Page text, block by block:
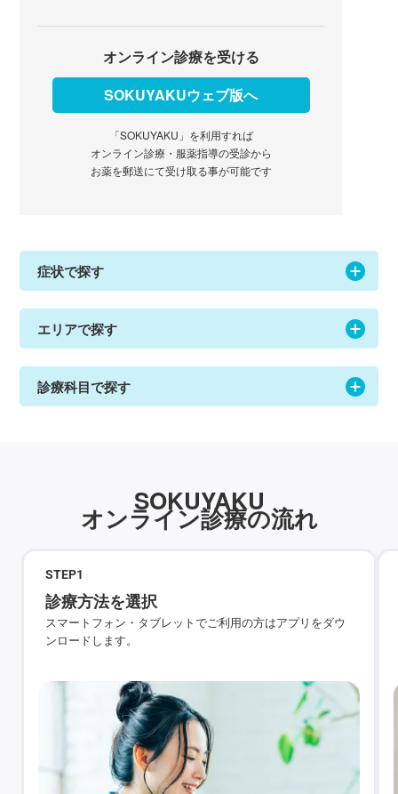
オンライン診療を受ける
SOKUYAKUウェブ版へ
「SOKUYAKU」を利用すれば
オンライン診療・服薬指導の受診から
お薬を郵送にて受け取る事が可能です
症状で探す
エリアで探す
診療科目で探す
SOKUYAKU
オンライン診療の流れ
STEP1
診療方法を選択
スマートフォン・タブレットでご利用の方はアプリをダウ
ンロードします。